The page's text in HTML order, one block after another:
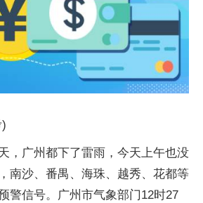
，广州都下了雷雨，今天上午也没
南沙、番禺、海珠、越秀、花都等
警信号。广州市气象部门12时27